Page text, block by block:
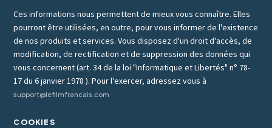
Ces informations nous permettent de mieux vous connaître. Elles
pourront être utilisées, en outre, pour vous informer de l'existence
de nos produits et services. Vous disposez d'un droit d'accès, de
modification, de rectification et de suppression des données qui
vous concernent (art. 34 de la loi "Informatique et Libertés" n° 78-
17 du 6 janvier 1978 ). Pour l'exercer, adressez vous à
support@lefilmfrancais.com
COOKIES